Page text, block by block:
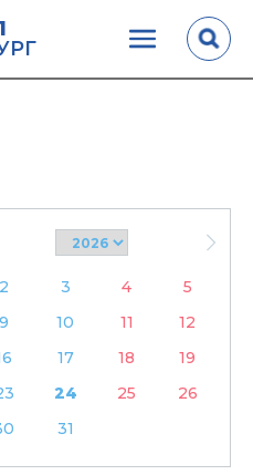
2 3 4
5
9 10 11
12
17 18
19
24 25
26
31